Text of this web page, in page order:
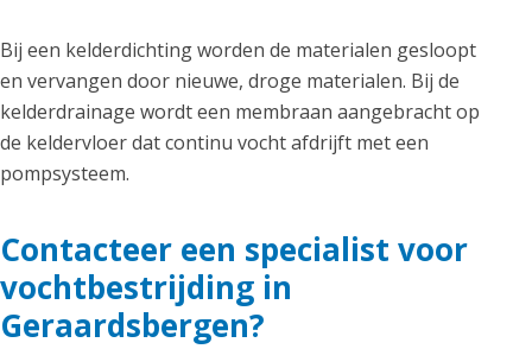
Bij een kelderdichting worden de materialen gesloopt
en vervangen door nieuwe, droge materialen. Bij de
kelderdrainage wordt een membraan aangebracht op
de keldervloer dat continu vocht afdrijft met een
pompsysteem.
Contacteer een specialist voor
vochtbestrijding in
Geraardsbergen?